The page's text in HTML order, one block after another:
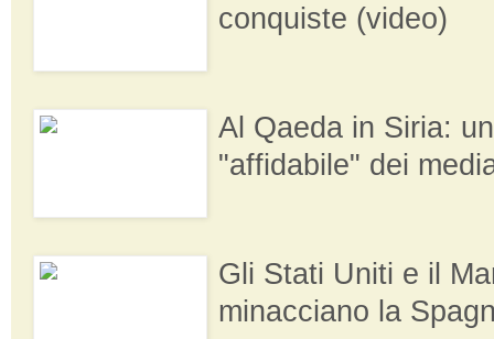
conquiste (video)
Al Qaeda in Siria:
"affidabile" dei
Gli Stati Uniti e il
minacciano la